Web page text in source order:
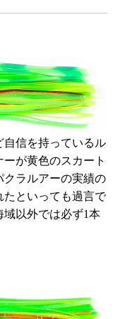
自信を持っているル
が黄色のスカート
クラルアーの実績の
たといっても過言で
以外では必ず1本